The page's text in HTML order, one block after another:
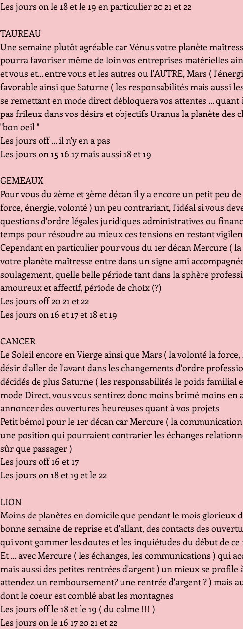
Les jours on le 18 et le 19 en particulier 20 21 et 22
TAUREAU
Une semaine plutôt agréable car Vénus votre planète
pourra favoriser même de loin vos entreprises matérielles
et vous et... entre vous et les autres ou l'AUTRE, Mars (
favorable ainsi que Saturne ( les responsabilités mais aussi
se remettant en mode direct débloquera vos attentes ... quant
pas frileux dans vos désirs et objectifs Uranus la planète des
"bon oeil "
Les jours off ... il n'y en a pas
Les jours on 15 16 17 mais aussi 18 et 19
GEMEAUX
Pour vous du 2ème et 3ème décan il y a encore un petit peu
force, énergie, volonté ) un peu contrariant, l'idéal si vous
questions d'ordre légales juridiques administratives ou
temps pour résoudre au mieux ces tensions en restant
Cependant en particulier pour vous du 1er décan Mercure (
votre planète maîtresse entre dans un signe ami
soulagement, quelle belle période tant dans la sphère
amoureux et affectif, période de choix (?)
Les jours off 20 21 et 22
Les jours on 16 et 17 et 18 et 19
CANCER
Le Soleil encore en Vierge ainsi que Mars ( la volonté la
désir d'aller de l'avant dans les changements d'ordre
décidés de plus Saturne ( les responsabilités le poids familial
mode Direct, vous vous sentirez donc moins brimé moins en
annoncer des ouvertures heureuses quant à vos projets
Petit bémol pour le 1er décan car Mercure ( la
une position qui pourraient contrarier les échanges
sûr que passager )
Les jours off 16 et 17
Les jours on 18 et 19 et le 22
LION
Moins de planètes en domicile que pendant le mois glorieux
bonne semaine de reprise et d'allant, des contacts des
qui vont gommer les doutes et les inquiétudes du début de ce
Et ... avec Mercure ( les échanges, les communications ) qui
mais aussi des petites rentrées d'argent ) un mieux se profile
attendez un remboursement? une rentrée d'argent ? ) mais
dont le coeur est comblé abat les montagnes
Les jours off le 18 et le 19 ( du calme !!! )
Les jours on le 16 17 20 21 et 22